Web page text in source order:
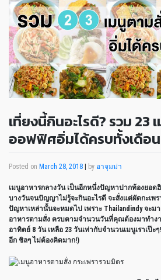
เที่ยงนี้กินอะไรดี? รวม 23
ออฟฟิศอิ่มได้ครบทั้งเดือ
Posted on March 28, 2018 by อาจุมม่า
เมนูอาหารกลางวัน เป็นอีกหนึ่งปัญหาปากท้องยอ
บางวันจนปัญญาไม่รู้จะกินอะไรดี จะสั่งแต่ผัดกะเพร
ปัญหาเหล่านั้นจะหมดไป เพราะ Thailandindy จะม
อาหารตามสั่ง ครบตามจำนวนวันที่คุณต้องมาทำงา
อาทิตย์ 8 วัน เหลือ 23 วันเท่ากับจำนวนเมนูเราเป๊ะ
อีก ชิลๆ ไม่ต้องคิดมาก!)